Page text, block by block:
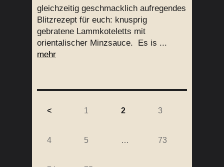
gleichzeitig geschmacklich aufregendes
Blitzrezept für euch: knusprig
gebratene Lammkoteletts mit
orientalischer Minzsauce. Es is ...
mehr
< 1 2 3
4 5 … 73